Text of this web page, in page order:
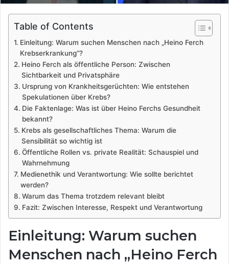
Table of Contents
Einleitung: Warum suchen Menschen nach „Heino Ferch
Krebserkrankung“?
Heino Ferch als öffentliche Person: Zwischen
Sichtbarkeit und Privatsphäre
Ursprung von Krankheitsgerüchten: Wie entstehen
Spekulationen über Krebs?
Die Faktenlage: Was ist über Heino Ferchs Gesundheit
bekannt?
Krebs als gesellschaftliches Thema: Warum die
Sensibilität so wichtig ist
Öffentliche Rollen vs. private Realität: Schauspiel und
Wahrnehmung
Medienethik und Verantwortung: Wie sollte berichtet
werden?
Warum das Thema trotzdem relevant bleibt
Fazit: Zwischen Interesse, Respekt und Verantwortung
Einleitung: Warum suchen
Menschen nach „Heino Ferch